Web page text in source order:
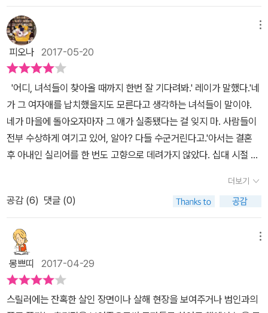
각자의 차량에 아이들을 싣고 오던 중 어떤 물체가 따라오는데 토네
이도가 연상될 만큼 강한 바람이 시야를 가렸던 장면이 저절로 연상
되었다. 누군가를 치었을 수도 있지만, 그저 텀블위드(회전초. 바람이
날려 굴러다니는 말라붙은 식물 따위의 덩어리)려니 했다. 캔자스로
돌아온 때부터 어쩐지 이 곳이 심상찮다. 무슨 일이 그들 가족에게 기
다리고 있을까. 아빠 아서는 25년 전에 어떤 일이 있었던 것일까. 아
서와 실리어 부부, 일레인과 대니얼, 에비네 가족을 반겨주는 사람은
리사 할머니와 레이 고모부, 루스 고모다. 여기에서 레이 고모부와 루
스 고모는 이들 가족에게 특히 중요한 인물인데 그들은 반겨주는 모
나고 실리어를 바라보는 눈빛엔 어쩐지 엄마를 훑어보는 느낌이다.
엄마는 그 눈빛이 무척 싫었다. 살집이 없이 창백한 피부를 갖고 있는
루스 고모. 루스 고모는 불안해보이지만 가족들을 반기며 힘껏 안아
주었다. 에비의 외모는 키가 작고 금발 머리를 가졌는데, 이 소설에서
에비의 외모는 큰 의미를 가진다. 죽은 이브 고모의 외모와 꼭 닮은 것
도 있지만, 비슷한 외모의 아이가 실종되는 사건이 발생했다. 아서와
실리어 가족이 이사오고서 말이다. 마을 사람들은 실종된 줄리앤
로비슨을 레이 고모부가 죽였을 거라고 의심한 것이다. 이십여 년전
기를 풍기는 배경이지만, 소설의 배경이 되는 벤트로드로 불리는 마
을은 결코 평온하지는 않다. 벤트로드는 마치 한국 영화의 [곡성]처럼
무언가 심각한 비밀을 간직하고 있는 것같이 타인을 적대하고 의심하
는 분위기가 팽배하다. 소설은 디트로이트에서 살던 아서와 실리어
가정이 디트로이트의 흑인 폭동을 겪은 후, 도시생활에 염증을 느끼
고 세 자녀인 일레인과 대니얼, 에비와 함께 고향인 캔자스의 시골로
내려간다. 아서가 고향을 떠난 지 25년 만이다. 고향으로 돌아오자
아서의 어머니인 리사와 누나인 루스, 그리고 누나의 남편인 레이가
반갑게 맞아준다. 그러나 실리어는 오랜 알코올중독으로 망가진 레이
의 눈은 자신의 몸을 음탕하게 쳐다보는 것을 느끼며 불길한 예감에
사로잡힌다.아서의 가문과 마을 전체에는 오래전 죽은 아서의 큰누나
이브에 대한 어두운 그림자가 짙게 깔려져 있다. 웬일인지 아서는 이
음에 대한 죄책감을 가지고 있다. 루스 역시 이런 죄책감 때문에 한때
는 죽은 이브와 결혼을 약속했던 레이와 결혼을 한 것이다. 그러나 마
을 사람들은 이브를 죽인 사람이 레이라고 굳게 믿고, 그를 경계한다.
아서 가족이 마을에 도착하던 다음날 우연하게도 이브를 닮았던 금발
머리의 소녀가 사라진다. 사람들은 이브를 못 잊은 레이의 소행으로
피오나 2017-05-20
가 그 여자애를 납치했을지도 모른다고 생각하는 녀석들이 말이야.
네가 마을에 돌아오자마자 그 애가 실종됐다는 걸 잊지 마. 사람들이
전부 수상하게 여기고 있어, 알아? 다들 수군거린다고.'아서는 결혼
후 아내인 실리어를 한 번도 고향으로 데려가지 않았다. 십대 시절 벤
것이다. 하지만 디트로이트 흑인 폭동을 피해 25년 만에 아서의 가족
은 그의 고향으로 돌아가게 된다. 이야기는 이들의 여정이 출발하는
첫 단락부터 심상치 않은 분위기를 보여주면서 시작된다. 시커먼 어
둠 속을 달리는 스테이션왜건 속의 실리어와 아들 대니얼, 딸 에비는
트럭을 운전하는 아서를 놓치고 만다. 경사진 듶판을 따라 차를 향해
돌진해오는 검은 형체들의 정체는 텀블위드였지만, 그러다 도로를 가
로질러 차 앞으로 뛰어드는 시커멓고 커다란 형체와 부딪칠뻔 한다.
그들이 칠 뻔한 그것이 사람인지, 괴물인지 혹은 그저 텀블위드나 사
더보기
공감 (6) 댓글 (0)
몽쁘띠 2017-04-29
스릴러에는 잔혹한 살인 장면이나 살해 현장을 보여주거나 범인과의